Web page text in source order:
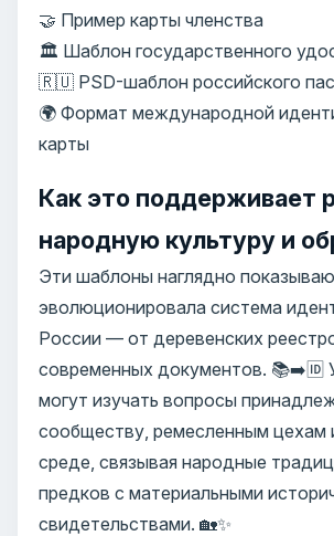
🤝 Пример карты членства
🏛️ Шаблон государственного
🇷🇺 PSD-шаблон российского
🌍 Формат международной
карты
Как это поддерживает
народную культуру и
Эти шаблоны наглядно
эволюционировала система
России — от деревенских
современных документов. 📚➡️🆔
могут изучать вопросы
сообществу, ремесленным цехам
среде, связывая народные
предков с материальными
свидетельствами. 🏡✨